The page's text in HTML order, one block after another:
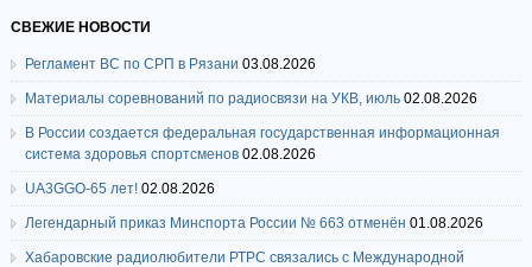
СВЕЖИЕ НОВОСТИ
Регламент ВС по СРП в Рязани 03.08.2026
Материалы соревнований по радиосвязи на УКВ, июль 02.08.2026
В России создается федеральная государственная информационная
система здоровья спортсменов 02.08.2026
UA3GGO-65 лет! 02.08.2026
Легендарный приказ Минспорта России № 663 отменён 01.08.2026
Хабаровские радиолюбители РТРС связались с Международной